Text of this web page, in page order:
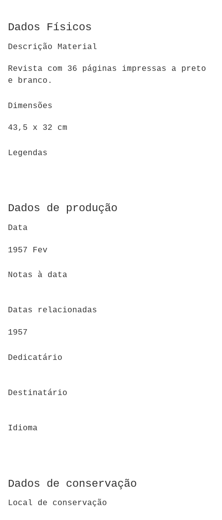
Dados Físicos
Descrição Material
Revista com 36 páginas impressas a preto
e branco.
Dimensões
43,5 x 32 cm
Legendas
Dados de produção
Data
1957 Fev
Notas à data
Datas relacionadas
1957
Dedicatário
Destinatário
Idioma
Dados de conservação
Local de conservação